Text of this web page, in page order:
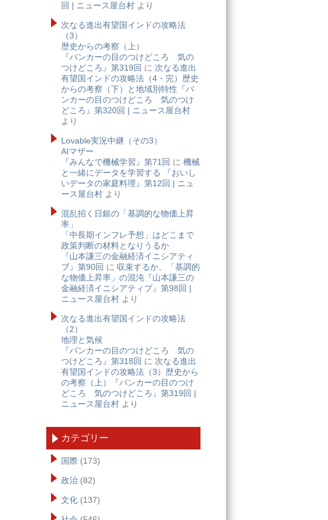
回 | ニュース屋台村 より
次なる進出有望国インドの攻略法
（3）
歴史からの考察（上）
『バンカーの目のつけどころ 気の
つけどころ』第319回 に 次なる進出
有望国インドの攻略法（4・完）歴史
からの考察（下）と地域別特性『バ
ンカーの目のつけどころ 気のつけ
どころ』第320回 | ニュース屋台村
より
Lovable実況中継（その3）
AIマザー
『みんなで機械学習』第71回 に 機械
と一緒にデータを学習する 『おいし
いデータの家庭料理』第12回 | ニュ
ース屋台村 より
混乱招く日銀の「基調的な物価上昇
率」
「中長期インフレ予想」はどこまで
政策判断の材料となりうるか
『山本謙三の金融経済イニシアティ
ブ』第90回 に 収束するか、「基調的
な物価上昇率」の混沌『山本謙三の
金融経済イニシアティブ』第98回 |
ニュース屋台村 より
次なる進出有望国インドの攻略法
（2）
地理と気候
『バンカーの目のつけどころ 気の
つけどころ』第318回 に 次なる進出
有望国インドの攻略法（3）歴史から
の考察（上）『バンカーの目のつけ
どころ 気のつけどころ』第319回 |
ニュース屋台村 より
カテゴリー
国際 (173)
政治 (82)
文化 (137)